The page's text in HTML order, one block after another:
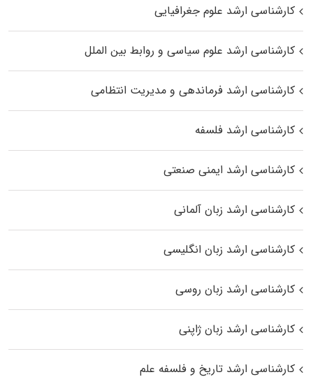
کارشناسی ارشد علوم جغرافیایی
کارشناسی ارشد علوم سیاسی و روابط بین الملل
کارشناسی ارشد فرماندهی و مدیریت انتظامی
کارشناسی ارشد فلسفه
کارشناسی ارشد ایمنی صنعتی
کارشناسی ارشد زبان آلمانی
کارشناسی ارشد زبان انگلیسی
کارشناسی ارشد زبان روسی
کارشناسی ارشد زبان ژاپنی
کارشناسی ارشد تاریخ و فلسفه علم